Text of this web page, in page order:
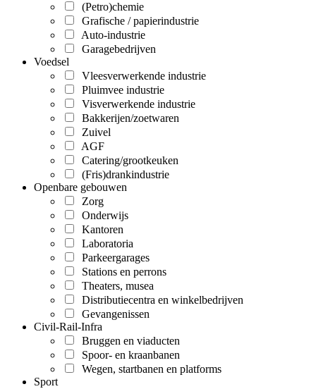
(Petro)chemie
Grafische / papierindustrie
Auto-industrie
Garagebedrijven
Voedsel
Vleesverwerkende industrie
Pluimvee industrie
Visverwerkende industrie
Bakkerijen/zoetwaren
Zuivel
AGF
Catering/grootkeuken
(Fris)drankindustrie
Openbare gebouwen
Zorg
Onderwijs
Kantoren
Laboratoria
Parkeergarages
Stations en perrons
Theaters, musea
Distributiecentra en winkelbedrijven
Gevangenissen
Civil-Rail-Infra
Bruggen en viaducten
Spoor- en kraanbanen
Wegen, startbanen en platforms
Sport